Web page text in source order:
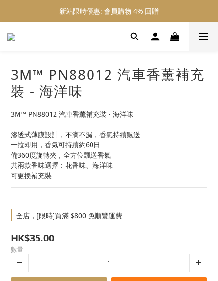
新站限時優惠: 會員購物 4% 回贈
新站限時優惠: 會員購物 4% 回贈
新站限時優惠: 滿 $800 順豐免運費
3M™ PN88012 汽車香薰補充
裝 - 海洋味
3M™ PN88012 汽車香薰補充裝 - 海洋味
滲透式薄膜設計，不滴不漏，香氣持續飄送
一拉即用，香氣可持續約60日
備360度旋轉夾，全方位飄送香氣
共兩款香味選擇：花香味、海洋味
可更換補充裝
全店，[限時]買滿 $800 免順豐運費
HK$35.00
數量